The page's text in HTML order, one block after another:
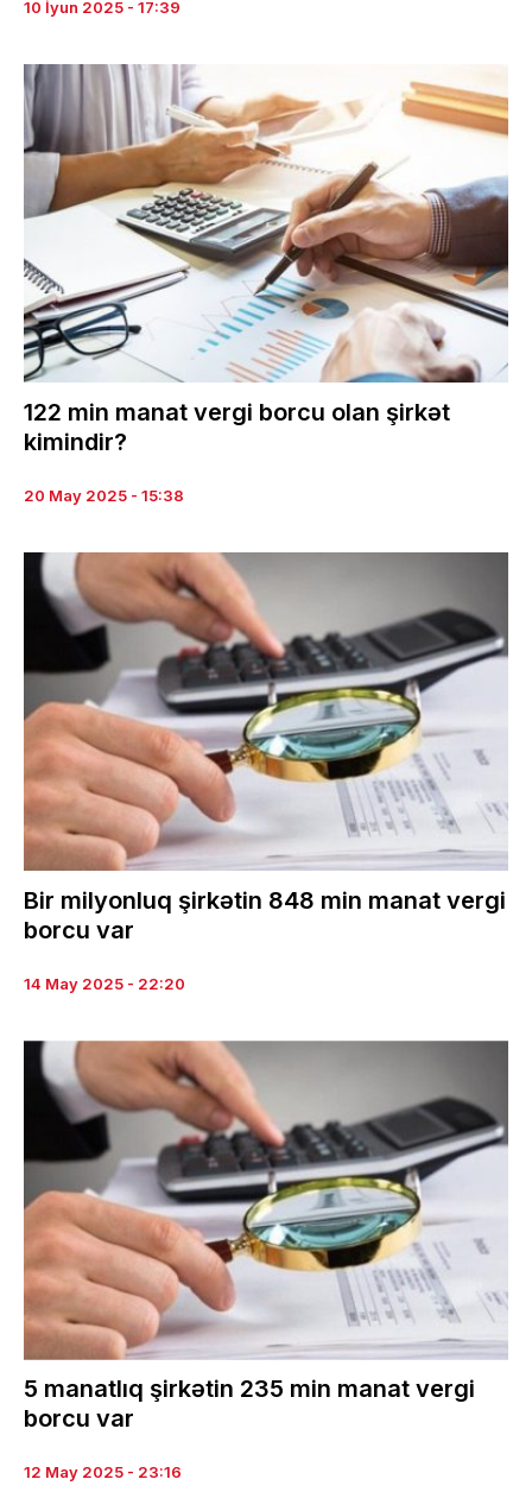
10 İyun 2025 - 17:39
122 min manat vergi borcu olan şirkət
kimindir?
20 May 2025 - 15:38
Bir milyonluq şirkətin 848 min manat vergi
borcu var
14 May 2025 - 22:20
5 manatlıq şirkətin 235 min manat vergi
borcu var
12 May 2025 - 23:16